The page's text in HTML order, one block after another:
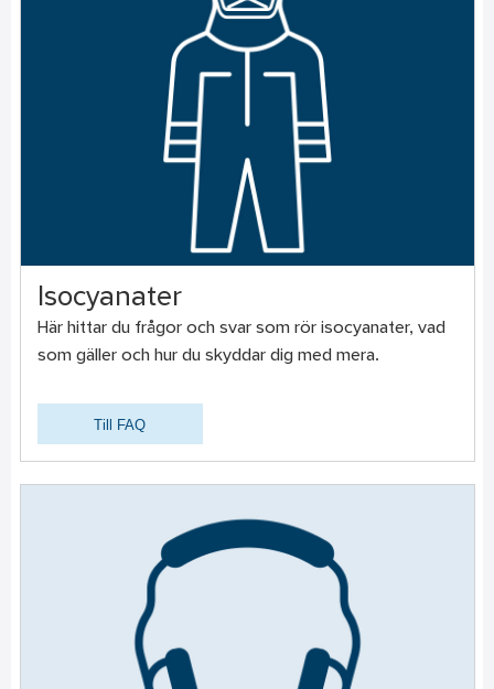
Isocyanater
Här hittar du frågor och svar som rör isocyanater, vad
som gäller och hur du skyddar dig med mera.
Till FAQ